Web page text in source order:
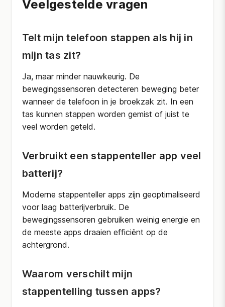
Veelgestelde vragen
Telt mijn telefoon stappen als hij in
mijn tas zit?
Ja, maar minder nauwkeurig. De
bewegingssensoren detecteren beweging beter
wanneer de telefoon in je broekzak zit. In een
tas kunnen stappen worden gemist of juist te
veel worden geteld.
Verbruikt een stappenteller app veel
batterij?
Moderne stappenteller apps zijn geoptimaliseerd
voor laag batterijverbruik. De
bewegingssensoren gebruiken weinig energie en
de meeste apps draaien efficiënt op de
achtergrond.
Waarom verschilt mijn
stappentelling tussen apps?